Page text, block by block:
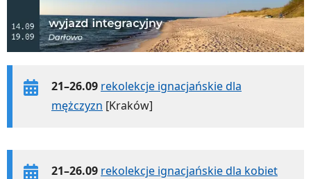
21–26.09 rekolekcje ignacjańskie dla
mężczyzn [Kraków]
21–26.09 rekolekcje ignacjańskie dla kobiet